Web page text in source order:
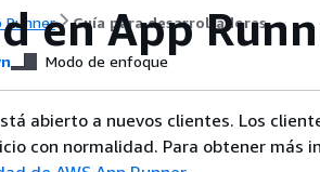
Runner Guía para desarrolladores
en App
Modo de enfoque
abierto a nuevos clientes. Los
con normalidad. Para obtener más